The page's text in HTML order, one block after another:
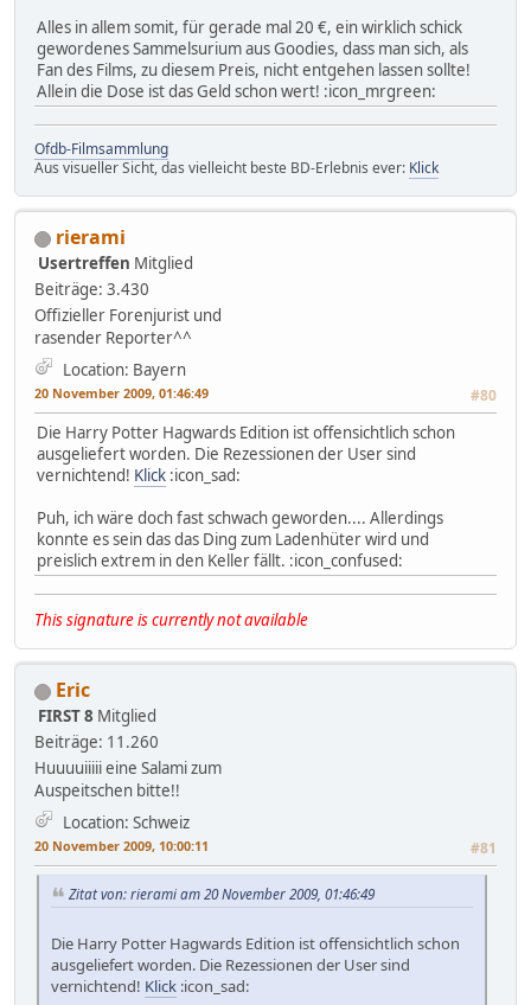
Alles in allem somit, für gerade mal 20 €, ein wirklich schick
gewordenes Sammelsurium aus Goodies, dass man sich, als
Fan des Films, zu diesem Preis, nicht entgehen lassen sollte!
Allein die Dose ist das Geld schon wert! :icon_mrgreen:
Ofdb-Filmsammlung
Aus visueller Sicht, das vielleicht beste BD-Erlebnis ever: Klick
rierami
Usertreffen Mitglied
Beiträge: 3.430
Offizieller Forenjurist und
rasender Reporter^^
Location: Bayern
20 November 2009, 01:46:49 #80
Die Harry Potter Hagwards Edition ist offensichtlich schon
ausgeliefert worden. Die Rezessionen der User sind
vernichtend! Klick :icon_sad:
Puh, ich wäre doch fast schwach geworden.... Allerdings
konnte es sein das das Ding zum Ladenhüter wird und
preislich extrem in den Keller fällt. :icon_confused:
This signature is currently not available
Eric
FIRST 8 Mitglied
Beiträge: 11.260
Huuuuiiiii eine Salami zum
Auspeitschen bitte!!
Location: Schweiz
20 November 2009, 10:00:11 #81
Zitat von: rierami am 20 November 2009, 01:46:49
Die Harry Potter Hagwards Edition ist offensichtlich schon
ausgeliefert worden. Die Rezessionen der User sind
vernichtend! Klick :icon_sad: